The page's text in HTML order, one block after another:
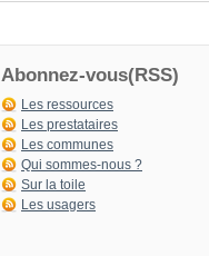
Abonnez-vous(RSS)
Les ressources
Les prestataires
Les communes
Qui sommes-nous ?
Sur la toile
Les usagers